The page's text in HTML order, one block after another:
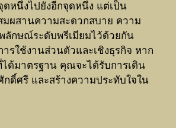
ดหนึ่งไปยังอีกจุดหนึ่ง แต่เป็น
ผสานความสะดวกสบาย ความ
ลักษณ์ระดับพรีเมียมไว้ด้วยกัน
ารใช้งานส่วนตัวและเชิงธุรกิจ หาก
ได้มาตรฐาน คุณจะได้รับการเดิน
ดิ์ศรี และสร้างความประทับใจใน